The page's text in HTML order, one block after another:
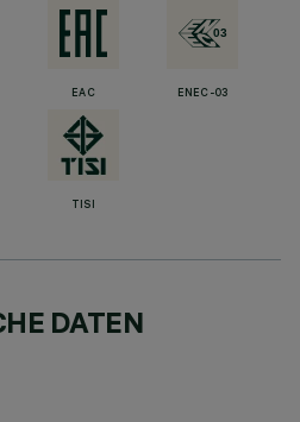
EAC ENEC-03
TISI
DATEN